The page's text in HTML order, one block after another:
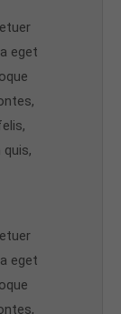
eget
eget